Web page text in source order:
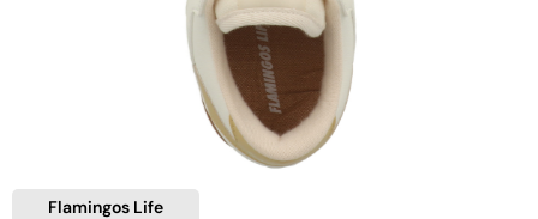
Flamingos Life